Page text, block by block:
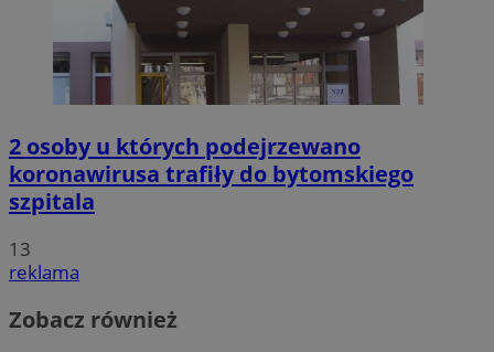
2 osoby u których podejrzewano
koronawirusa trafiły do bytomskiego
szpitala
13
reklama
Zobacz również